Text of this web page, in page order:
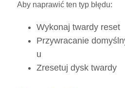
Aby naprawić ten typ błędu:
Wykonaj twardy reset
Przywracanie
u
Zresetuj dysk twardy